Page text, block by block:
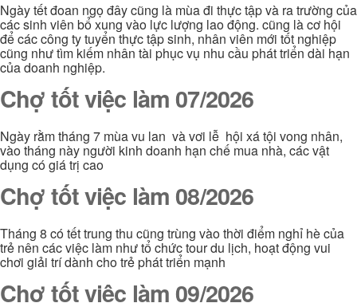
Ngày tết đoan ngọ đây cũng là mùa đi thực tập và ra trường của
các sinh viên bổ xung vào lực lượng lao động. cũng là cơ hội
để các công ty tuyển thực tập sinh, nhân viên mới tốt nghiệp
cũng như tìm kiếm nhân tài phục vụ nhu cầu phát triển dài hạn
của doanh nghiệp.
Chợ tốt việc làm 07/2026
Ngày rằm tháng 7 mùa vu lan và vơi lễ hội xá tội vong nhân,
vào tháng này người kinh doanh hạn chế mua nhà, các vật
dụng có giá trị cao
Chợ tốt việc làm 08/2026
Tháng 8 có tết trung thu cũng trùng vào thời điểm nghỉ hè của
trẻ nên các việc làm như tổ chức tour du lịch, hoạt động vui
chơi giải trí dành cho trẻ phát triển mạnh
Chợ tốt việc làm 09/2026